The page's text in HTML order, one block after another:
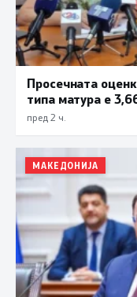
Просечната
типа матура е
пред 2 ч.
МАКЕДОНИЈА